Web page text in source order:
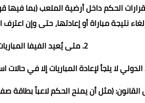
نتيجة مباراة أو إعادتها، حتى وإن
​2. متى يُعيد الفيفا المباريات؟
الدولي لا يلجأ لإعادة المباريات إلا في
(مثل أن يمنح الحكم لاعباً بطاقة